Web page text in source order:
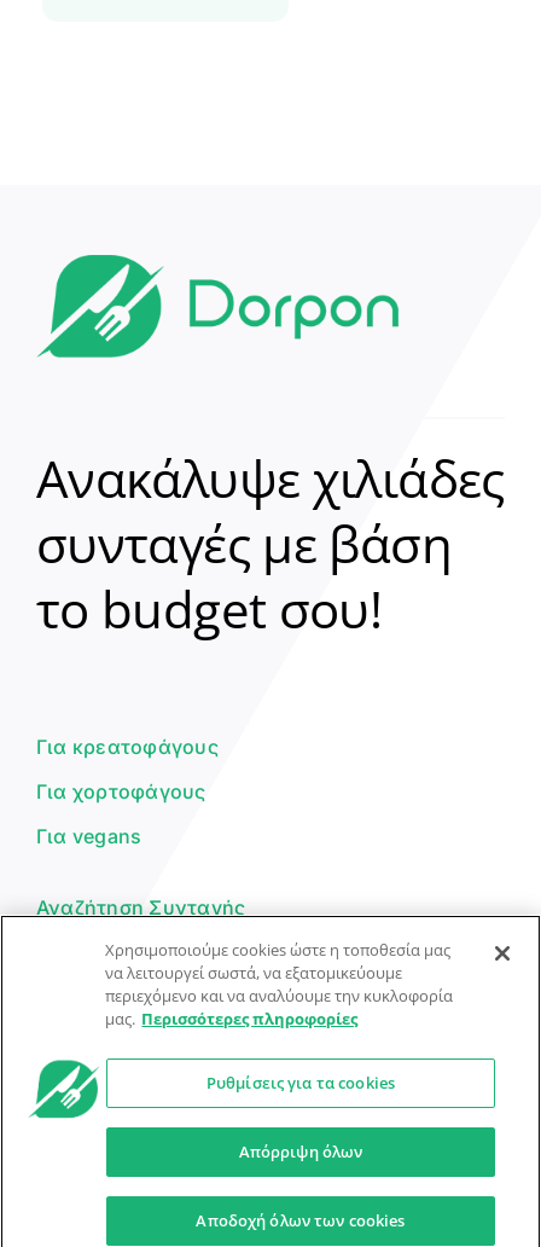
Ανακάλυψε χιλιάδες
συνταγές με βάση
το budget σου!
Για κρεατοφάγους
Για χορτοφάγους
Για vegans
Αναζήτηση Συνταγής
Υποβολή Συνταγής
Φόρμα Επικοινωνίας
© Dorpon • Μηχανή αναζήτησης για …καλοφαγάδες!
Προστασία Προσωπικών Δεδομένων Όροι Xρήσης
Ο βοηθός μπορεί να κάνει λάθη — ελέγξτε τις συνταγές.
Χρησιμοποιούμε cookies ώστε η τοποθεσία μας
να λειτουργεί σωστά, να εξατομικεύουμε
περιεχόμενο και να αναλύουμε την κυκλοφορία
μας. Περισσότερες πληροφορίες
Ρυθμίσεις για τα cookies
Απόρριψη όλων
Αποδοχή όλων των cookies